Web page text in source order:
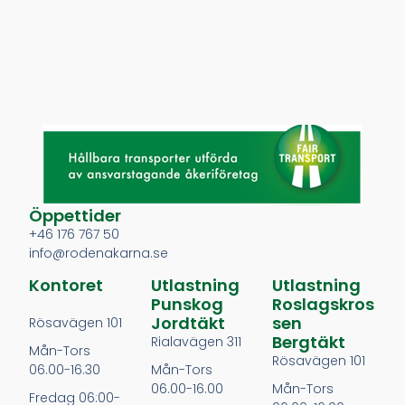
Öppettider
+46 176 767 50
info@rodenakarna.se
Kontoret
Rösavägen 101
Mån-Tors
06.00-16.30
Fredag 06:00-
Utlastning
Punskog
Jordtäkt
Rialavägen 311
Mån-Tors
06.00-16.00
Utlastning
Roslagskros
Sen
Bergtäkt
Rösavägen 101
Mån-Tors